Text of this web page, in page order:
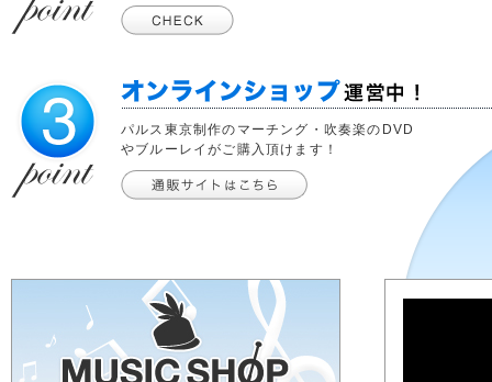
ーレイの通信販売
パルス東京制作のマーチング・吹奏楽のDVD
やブルーレイがご購入頂けます！